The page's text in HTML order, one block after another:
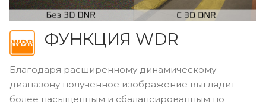
ФУНКЦИЯ WDR
Благодаря расширенному динамическому
диапазону полученное изображение выглядит
более насыщенным и сбалансированным по